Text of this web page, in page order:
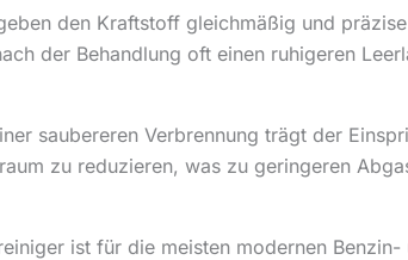
den Kraftstoff gleichmäßig und
der Behandlung oft einen ruhigeren
saubereren Verbrennung trägt der
zu reduzieren, was zu geringeren
ist für die meisten modernen Benzin-